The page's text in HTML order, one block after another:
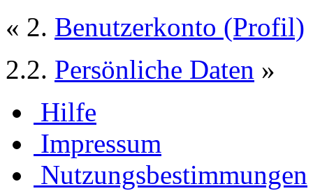
« 2. Benutzerkonto (Profil)
2.2. Persönliche Daten »
Hilfe
Impressum
Nutzungsbestimmungen